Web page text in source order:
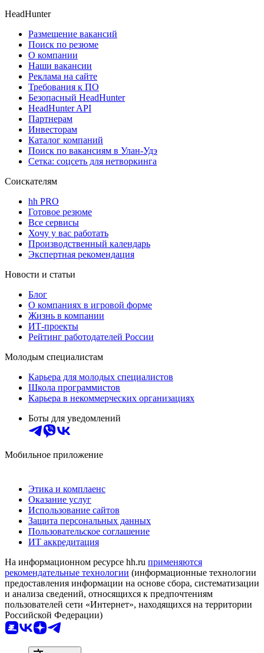
HeadHunter
Размещение вакансий
Поиск по резюме
О компании
Наши вакансии
Реклама на сайте
Требования к ПО
Безопасный HeadHunter
HeadHunter API
Партнерам
Инвесторам
Каталог компаний
Поиск по вакансиям в Улан-Удэ
Сетка: соцсеть для нетворкинга
Соискателям
hh PRO
Готовое резюме
Все сервисы
Хочу у вас работать
Производственный календарь
Экспертная рекомендация
Новости и статьи
Блог
О компаниях в игровой форме
Жизнь в компании
ИТ-проекты
Рейтинг работодателей России
Молодым специалистам
Карьера для молодых специалистов
Школа программистов
Карьера в некоммерческих организациях
Боты для уведомлений
Мобильное приложение
Этика и комплаенс
Оказание услуг
Использование сайтов
Защита персональных данных
Пользовательское соглашение
ИТ аккредитация
На информационном ресурсе hh.ru применяются
рекомендательные технологии (информационные технологии
предоставления информации на основе сбора, систематизации
и анализа сведений, относящихся к предпочтениям
пользователей сети «Интернет», находящихся на территории
Российской Федерации)